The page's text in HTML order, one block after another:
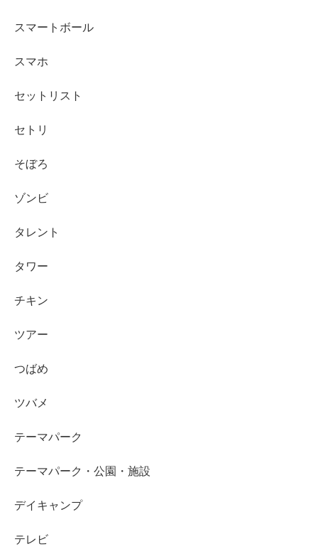
スマートボール
スマホ
セットリスト
セトリ
そぼろ
ゾンビ
タレント
タワー
チキン
ツアー
つばめ
ツバメ
テーマパーク
テーマパーク・公園・施設
デイキャンプ
テレビ